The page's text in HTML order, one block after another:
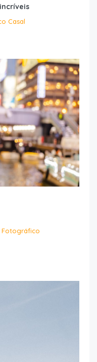
Casal
Fotográfico